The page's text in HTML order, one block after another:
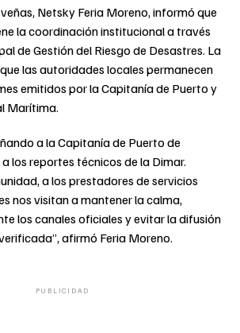
Netsky Feria Moreno, informó que
la coordinación institucional a través
de Gestión del Riesgo de Desastres. La
las autoridades locales permanecen
emitidos por la Capitanía de Puerto y
Marítima.
a la Capitanía de Puerto de
los reportes técnicos de la Dimar.
a los prestadores de servicios
nos visitan a mantener la calma,
los canales oficiales y evitar la difusión
afirmó Feria Moreno.
PUBLICIDAD